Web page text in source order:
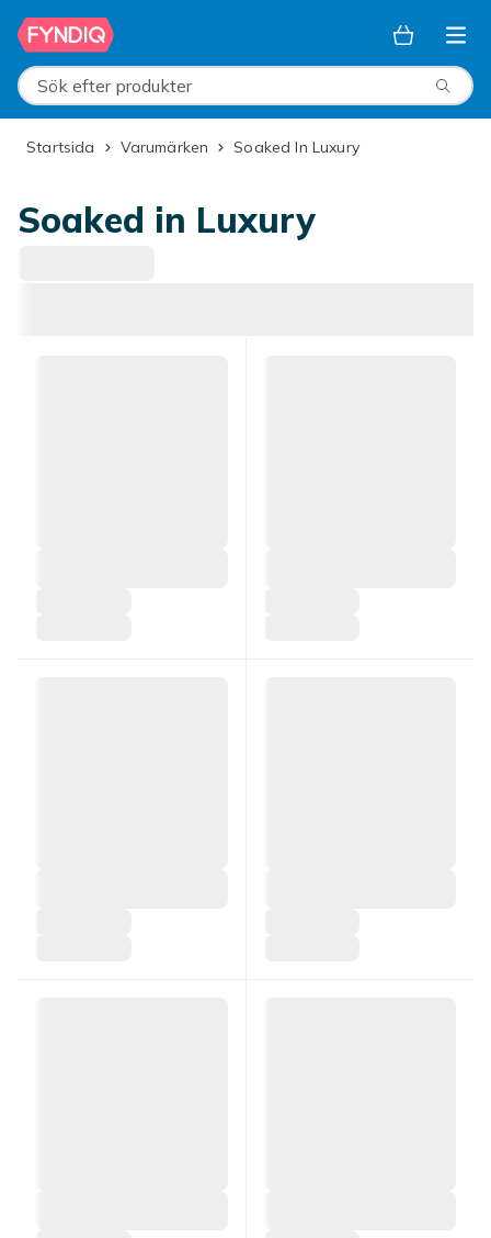
Hoppa till huvudinnehållet
Sök efter produkter
Startsida Varumärken Soaked In Luxury
Soaked in Luxury